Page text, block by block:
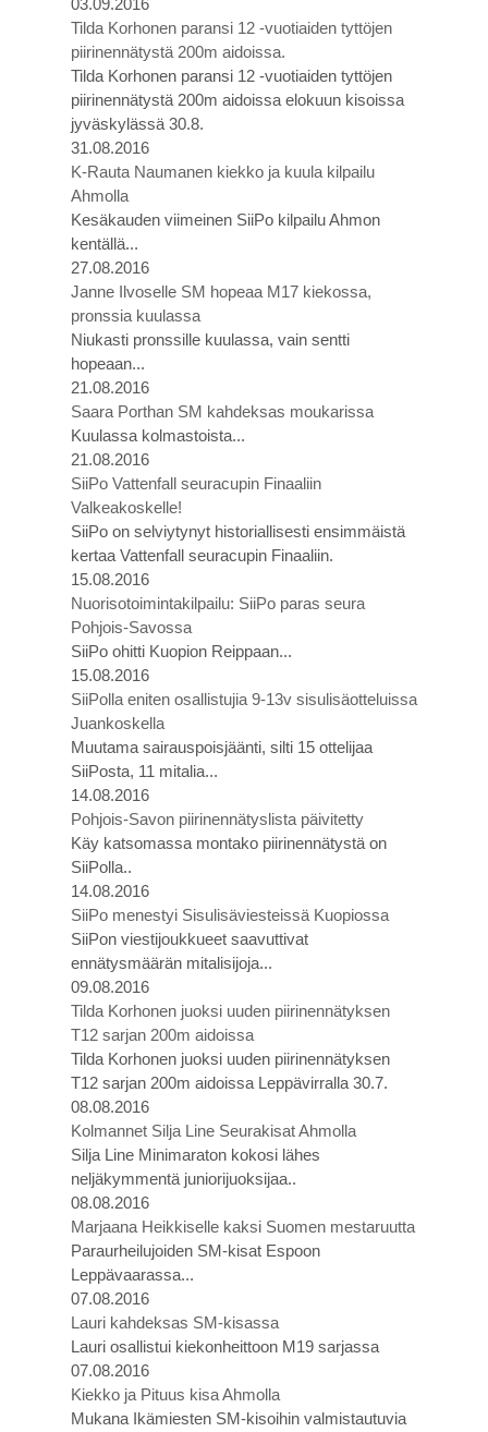
03.09.2016
Tilda Korhonen paransi 12 -vuotiaiden tyttöjen
piirinennätystä 200m aidoissa.
Tilda Korhonen paransi 12 -vuotiaiden tyttöjen
piirinennätystä 200m aidoissa elokuun kisoissa
jyväskylässä 30.8.
31.08.2016
K-Rauta Naumanen kiekko ja kuula kilpailu
Ahmolla
Kesäkauden viimeinen SiiPo kilpailu Ahmon
kentällä...
27.08.2016
Janne Ilvoselle SM hopeaa M17 kiekossa,
pronssia kuulassa
Niukasti pronssille kuulassa, vain sentti
hopeaan...
21.08.2016
Saara Porthan SM kahdeksas moukarissa
Kuulassa kolmastoista...
21.08.2016
SiiPo Vattenfall seuracupin Finaaliin
Valkeakoskelle!
SiiPo on selviytynyt historiallisesti ensimmäistä
kertaa Vattenfall seuracupin Finaaliin.
15.08.2016
Nuorisotoimintakilpailu: SiiPo paras seura
Pohjois-Savossa
SiiPo ohitti Kuopion Reippaan...
15.08.2016
SiiPolla eniten osallistujia 9-13v sisulisäotteluissa
Juankoskella
Muutama sairauspoisjäänti, silti 15 ottelijaa
SiiPosta, 11 mitalia...
14.08.2016
Pohjois-Savon piirinennätyslista päivitetty
Käy katsomassa montako piirinennätystä on
SiiPolla..
14.08.2016
SiiPo menestyi Sisulisäviesteissä Kuopiossa
SiiPon viestijoukkueet saavuttivat
ennätysmäärän mitalisijoja...
09.08.2016
Tilda Korhonen juoksi uuden piirinennätyksen
T12 sarjan 200m aidoissa
Tilda Korhonen juoksi uuden piirinennätyksen
T12 sarjan 200m aidoissa Leppävirralla 30.7.
08.08.2016
Kolmannet Silja Line Seurakisat Ahmolla
Silja Line Minimaraton kokosi lähes
neljäkymmentä juniorijuoksijaa..
08.08.2016
Marjaana Heikkiselle kaksi Suomen mestaruutta
Paraurheilujoiden SM-kisat Espoon
Leppävaarassa...
07.08.2016
Lauri kahdeksas SM-kisassa
Lauri osallistui kiekonheittoon M19 sarjassa
07.08.2016
Kiekko ja Pituus kisa Ahmolla
Mukana Ikämiesten SM-kisoihin valmistautuvia